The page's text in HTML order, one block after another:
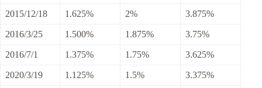
2015/12/18 1.625% 2% 3.875%
2016/3/25 1.500% 1.875% 3.75%
2016/7/1 1.375% 1.75% 3.625%
2020/3/19 1.125% 1.5% 3.375%